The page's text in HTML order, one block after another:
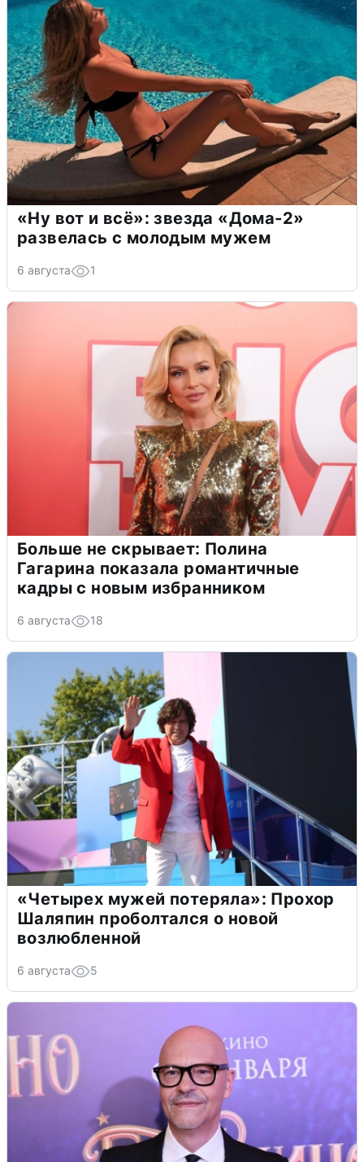
«Ну вот и всё»: звезда «Дома-2»
развелась с молодым мужем
6 августа 1
Больше не скрывает: Полина
Гагарина показала романтичные
кадры с новым избранником
6 августа 18
«Четырех мужей потеряла»: Прохор
Шаляпин проболтался о новой
возлюбленной
6 августа 5